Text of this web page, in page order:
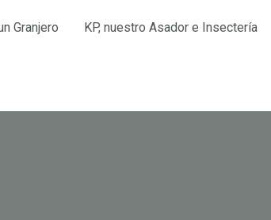
Granjero KP, nuestro Asador e Insectería